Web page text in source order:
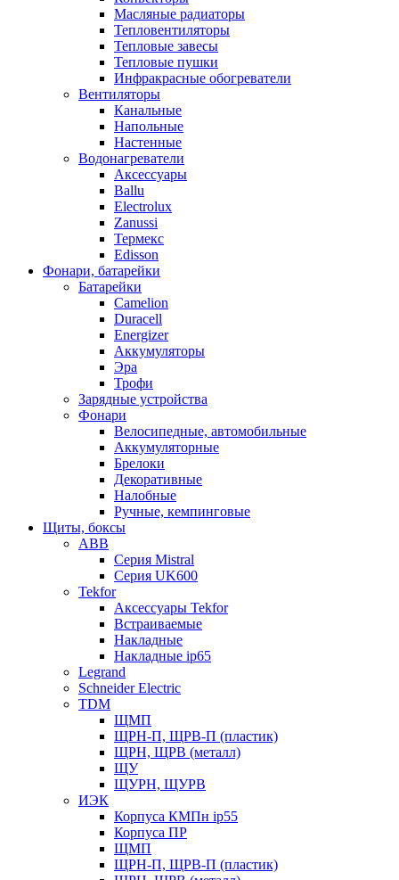
Масляные радиаторы
Тепловентиляторы
Тепловые завесы
Тепловые пушки
Инфракрасные обогреватели
Вентиляторы
Канальные
Напольные
Настенные
Водонагреватели
Аксессуары
Ballu
Electrolux
Zanussi
Термекс
Edisson
Фонари, батарейки
Батарейки
Camelion
Duracell
Energizer
Аккумуляторы
Эра
Трофи
Зарядные устройства
Фонари
Велосипедные, автомобильные
Аккумуляторные
Брелоки
Декоративные
Налобные
Ручные, кемпинговые
Щиты, боксы
ABB
Серия Mistral
Серия UK600
Tekfor
Аксессуары Tekfor
Встраиваемые
Накладные
Накладные ip65
Legrand
Schneider Electric
TDM
ЩМП
ЩРН-П, ЩРВ-П (пластик)
ЩРН, ЩРВ (металл)
ЩУ
ЩУРН, ЩУРВ
ИЭК
Корпуса КМПн ip55
Корпуса ПР
ЩМП
ЩРН-П, ЩРВ-П (пластик)